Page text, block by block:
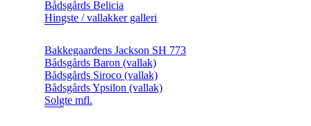
Bådsgårds Belicia
Hingste / vallakker galleri
Bakkegaardens Jackson SH 773
Bådsgårds Baron (vallak)
Bådsgårds Siroco (vallak)
Bådsgårds Ypsilon (vallak)
Solgte mfl.